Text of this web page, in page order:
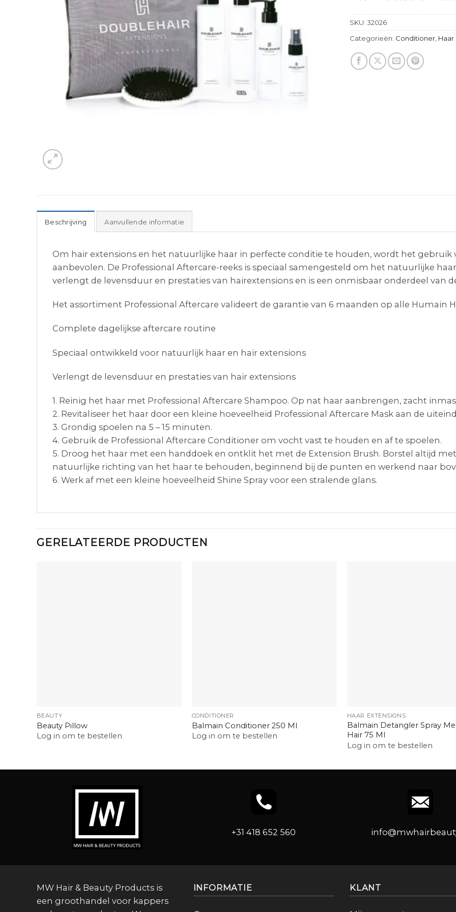
SKU: 32026
Categorieën: Conditioner Haar
Beschrijving Aanvullende informatie
Om hair extensions en het natuurlijke haar in perfecte conditie te houden, wordt het
aanbevolen. De Professional Aftercare-reeks is speciaal samengesteld om het natuurlijke
verlengt de levensduur en prestaties van hairextensions en is een onmisbaar onderdeel van
Het assortiment Professional Aftercare valideert de garantie van 6 maanden op alle Humain
Complete dagelijkse aftercare routine
Speciaal ontwikkeld voor natuurlijk haar en hair extensions
Verlengt de levensduur en prestaties van hair extensions
1. Reinig het haar met Professional Aftercare Shampoo. Op nat haar aanbrengen, zacht
2. Revitaliseer het haar door een kleine hoeveelheid Professional Aftercare Mask aan de
3. Grondig spoelen na 5 – 15 minuten.
4. Gebruik de Professional Aftercare Conditioner om vocht vast te houden en af te spoelen.
5. Droog het haar met een handdoek en ontklit het met de Extension Brush. Borstel altijd
natuurlijke richting van het haar te behouden, beginnend bij de punten en werkend naar
6. Werk af met een kleine hoeveelheid Shine Spray voor een stralende glans.
GERELATEERDE PRODUCTEN
BEAUTY
Beauty Pillow
Log in om te bestellen
CONDITIONER
Balmain Conditioner 250 Ml
Log in om te bestellen
HAAR EXTENSIONS
Balmain Detangler Spray
Hair 75 Ml
Log in om te bestellen
+31 418 652 560
MW Hair & Beauty Products is
een groothandel voor kappers
INFORMATIE KLANT